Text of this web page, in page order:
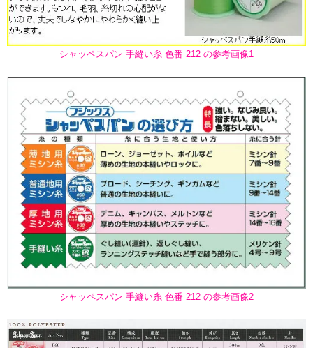
シャッペスパン 手縫い糸 色番 212 の参考画像1
シャッペスパン 手縫い糸 色番 212 の参考画像2